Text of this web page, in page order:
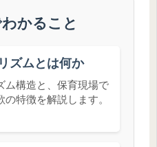
かること
ズムとは何か
ム構造と、保育現場で
特徴を解説します。